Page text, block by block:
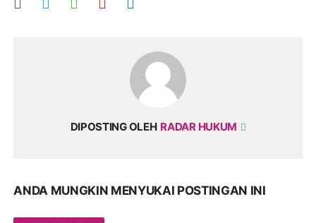
DIPOSTING OLEH RADAR HUKUM
ANDA MUNGKIN MENYUKAI POSTINGAN INI